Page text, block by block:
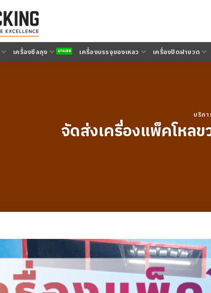
เครื่องซีลถุง เครื่องบรรจุของเหลว เครื่องปิดฝาขวด
บริก
จัดส่งเครื่องแพ็คโหล